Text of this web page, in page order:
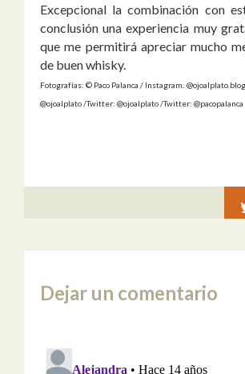
Excepcional la combinación con
conclusión una experiencia muy
que me permitirá apreciar mucho
de buen whisky.
Fotografías: © Paco Palanca / Instagram:
@ojoalplato /Twitter: @ojoalplato /Twitter: @pacopalanca
Dejar un comentario